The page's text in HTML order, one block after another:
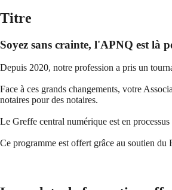
Titre
Soyez sans crainte, l'APNQ est là
Depuis 2020, notre profession a pris un
Face à ces grands changements, votre
notaires pour des notaires.
Le Greffe central numérique est en
Ce programme est offert grâce au soutien du